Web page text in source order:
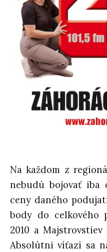
Na každom z
nebudú bojovať iba
ceny daného
body do celkového
2010 a
Absolútni víťazi sa